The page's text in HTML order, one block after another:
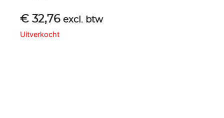
€ 32,76 excl. btw
Uitverkocht